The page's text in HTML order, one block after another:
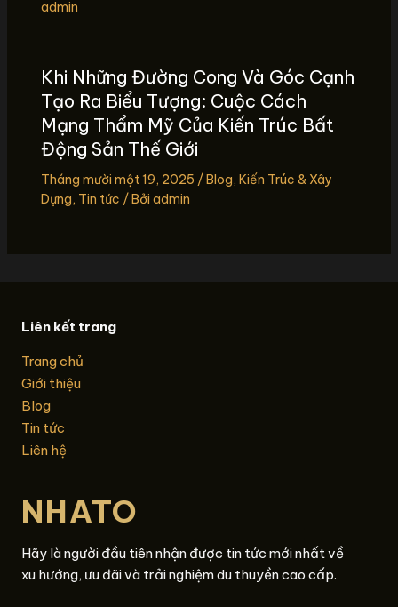
admin
Khi Những Đường Cong Và Góc Cạnh
Tạo Ra Biểu Tượng: Cuộc Cách
Mạng Thẩm Mỹ Của Kiến Trúc Bất
Động Sản Thế Giới
Tháng mười một 19, 2025 /Blog, Kiến Trúc & Xây
Dựng, Tin tức / Bởi admin
Liên kết trang
Trang chủ
Giới thiệu
Blog
Tin tức
Liên hệ
NHATO
Hãy là người đầu tiên nhận được tin tức mới nhất về
xu hướng, ưu đãi và trải nghiệm du thuyền cao cấp.